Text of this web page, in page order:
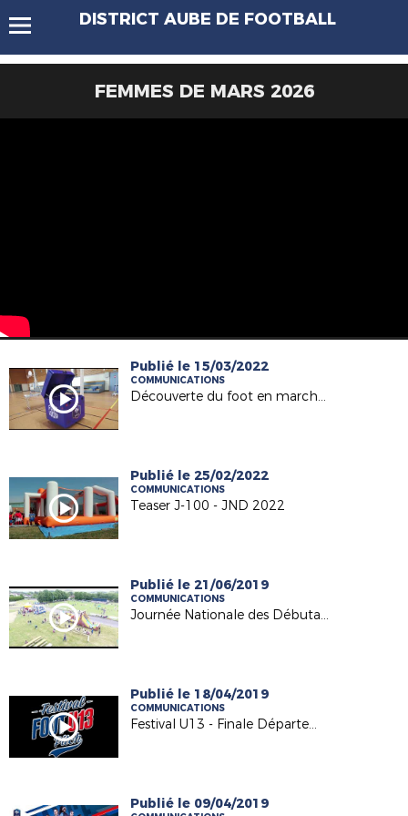
DISTRICT AUBE DE FOOTBALL
FEMMES DE MARS 2026
Publié le 15/03/2022
COMMUNICATIONS
Découverte du foot en marchant
Publié le 25/02/2022
COMMUNICATIONS
Teaser J-100 - JND 2022
Publié le 21/06/2019
COMMUNICATIONS
Journée Nationale des Débutants 2019
Publié le 18/04/2019
COMMUNICATIONS
Festival U13 - Finale Départementale 2018-2019
Publié le 09/04/2019